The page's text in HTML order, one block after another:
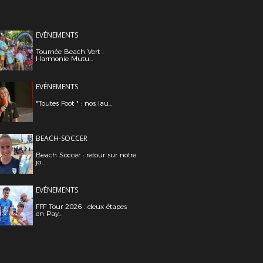
EVÉNEMENTS
Tournée Beach Vert :
Harmonie Mutu...
EVÉNEMENTS
"Toutes Foot " : nos lau...
BEACH-SOCCER
Beach Soccer : retour sur notre
jo...
EVÉNEMENTS
FFF Tour 2026 : deux étapes
en Pay...